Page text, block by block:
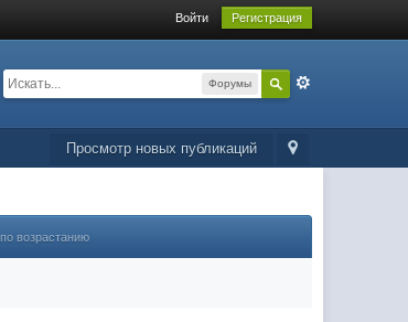
Войти Регистрация
Форумы
Просмотр новых публикаций
по возрастанию